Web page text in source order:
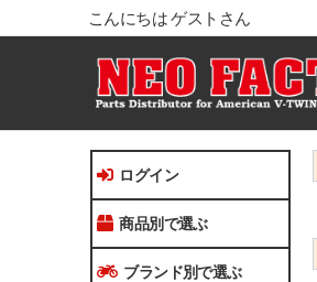
こんにちは ゲストさん
ログイン
商品別で選ぶ
ブランド別で選ぶ